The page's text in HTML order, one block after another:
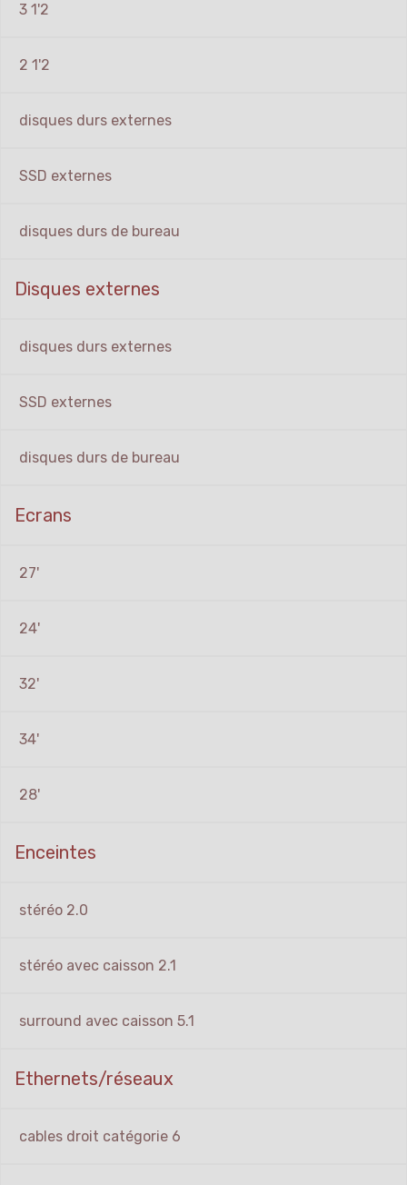
3 1'2
2 1'2
disques durs externes
SSD externes
disques durs de bureau
Disques externes
disques durs externes
SSD externes
disques durs de bureau
Ecrans
27'
24'
32'
34'
28'
Enceintes
stéréo 2.0
stéréo avec caisson 2.1
surround avec caisson 5.1
Ethernets/réseaux
cables droit catégorie 6